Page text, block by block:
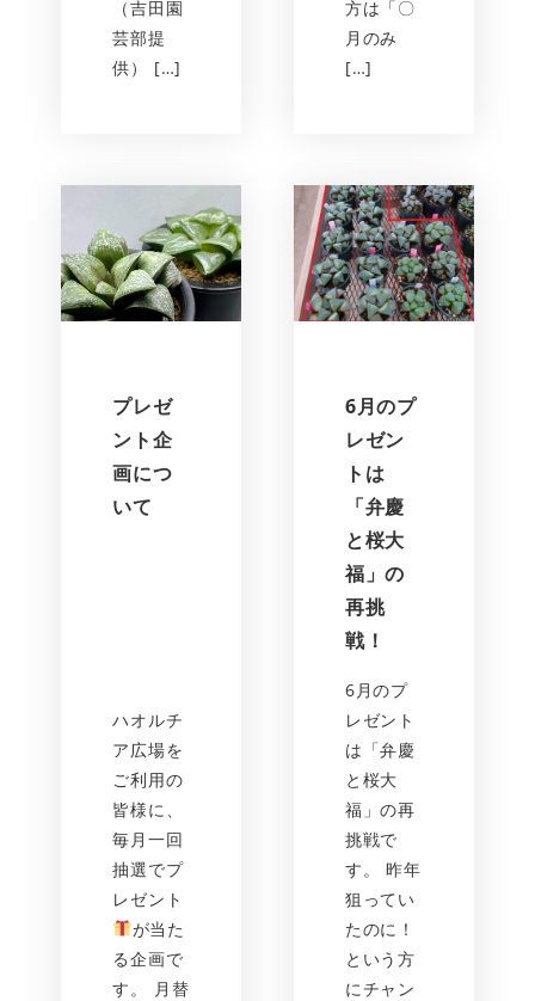
（吉田園
芸部提
供） […]
方は「〇
月のみ
[…]
プレゼ
ント企
画につ
いて
ハオルチ
ア広場を
ご利用の
皆様に、
毎月一回
抽選でプ
レゼント
が当た
る企画で
す。 月替
6月のプ
レゼン
トは
「弁慶
と桜大
福」の
再挑
戦！
6月のプ
レゼント
は「弁慶
と桜大
福」の再
挑戦で
す。 昨年
狙ってい
たのに！
という方
にチャン